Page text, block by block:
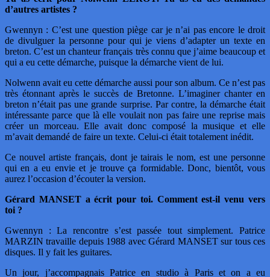
d’autres artistes ?
Gwennyn : C’est une question piège car je n’ai pas encore le droit
de divulguer la personne pour qui je viens d’adapter un texte en
breton. C’est un chanteur français très connu que j’aime beaucoup et
qui a eu cette démarche, puisque la démarche vient de lui.
Nolwenn avait eu cette démarche aussi pour son album. Ce n’est pas
très étonnant après le succès de Bretonne. L’imaginer chanter en
breton n’était pas une grande surprise. Par contre, la démarche était
intéressante parce que là elle voulait non pas faire une reprise mais
créer un morceau. Elle avait donc composé la musique et elle
m’avait demandé de faire un texte. Celui-ci était totalement inédit.
Ce nouvel artiste français, dont je tairais le nom, est une personne
qui en a eu envie et je trouve ça formidable. Donc, bientôt, vous
aurez l’occasion d’écouter la version.
Gérard MANSET a écrit pour toi. Comment est-il venu vers
toi ?
Gwennyn : La rencontre s’est passée tout simplement. Patrice
MARZIN travaille depuis 1988 avec Gérard MANSET sur tous ces
disques. Il y fait les guitares.
Un jour, j’accompagnais Patrice en studio à Paris et on a eu